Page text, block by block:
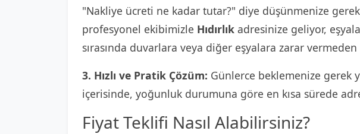
"Nakliye ücreti ne kadar tutar?" diye düşünmenize gerek
profesyonel ekibimizle Hıdırlık adresinize geliyor,
sırasında duvarlara veya diğer eşyalara zarar vermeden
3. Hızlı ve Pratik Çözüm: Günlerce beklemenize gerek
içerisinde, yoğunluk durumuna göre en kısa sürede
Fiyat Teklifi Nasıl Alabilirsiniz?